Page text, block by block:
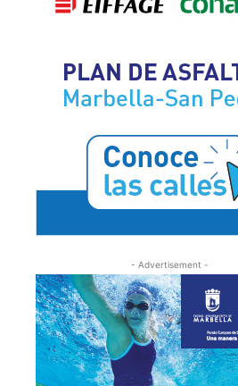
- Advertisement -